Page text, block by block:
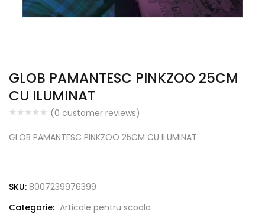
GLOB PAMANTESC PINKZOO 25CM
CU ILUMINAT
(0 customer reviews)
GLOB PAMANTESC PINKZOO 25CM CU ILUMINAT
SKU: 8007239976399
Categorie: Articole pentru scoala